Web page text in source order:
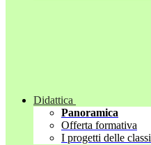
Didattica
Panoramica
Offerta formativa
I progetti delle classi